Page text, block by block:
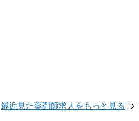
最近見た薬剤師求人をもっと見る